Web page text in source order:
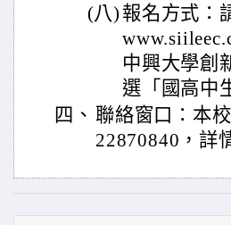
(八) 報名方式：
中興大學創
選「國高中
四、 聯絡窗口：本
22870840，詳